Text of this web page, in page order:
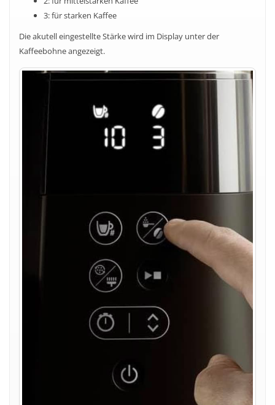
3: für starken Kaffee
Die akutell eingestellte Stärke wird im Display unter der
Kaffeebohne angezeigt.